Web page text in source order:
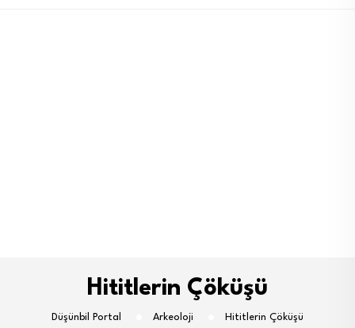
Hititlerin Çöküşü
Düşünbil Portal Arkeoloji Hititlerin Çöküşü